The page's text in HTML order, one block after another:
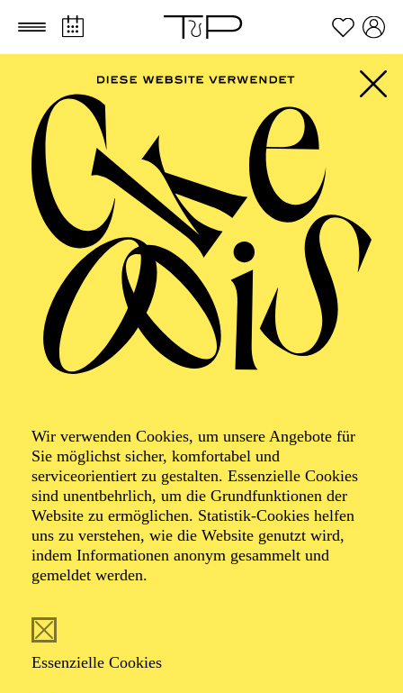
Zum Hauptinhalt springen Zum Footer springen
Wir verwenden Cookies, um unsere Angebote für
Sie möglichst sicher, komfortabel und
serviceorientiert zu gestalten. Essenzielle Cookies
sind unentbehrlich, um die Grundfunktionen der
Website zu ermöglichen. Statistik-Cookies helfen
uns zu verstehen, wie die Website genutzt wird,
indem Informationen anonym gesammelt und
gemeldet werden.
Essenzielle Cookies
AALTO BALLETT
Der Nussknacker
Eine Weihnachtsgeschichte
Ballett in zwei Akten von Youri Vámos nach Charles
Dickens und E. T. A Hoffmann
Musik von Pjotr I. Tschaikowsky